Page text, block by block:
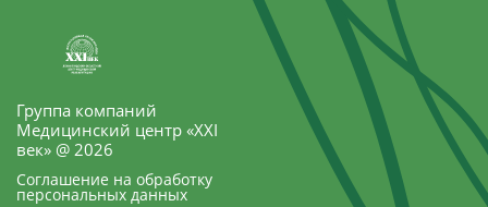
Группа компаний
Медицинский центр «XXI
век» @ 2026
Соглашение на обработку
персональных данных